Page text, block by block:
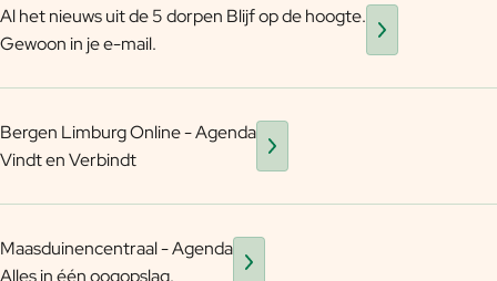
Al het nieuws uit de 5 dorpen Blijf op de hoogte.
Gewoon in je e-mail.
Bergen Limburg Online - Agenda
Vindt en Verbindt
Maasduinencentraal - Agenda